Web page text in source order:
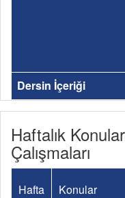
Dersin İçeriği
Haftalık
Çalışmaları
Hafta Konular